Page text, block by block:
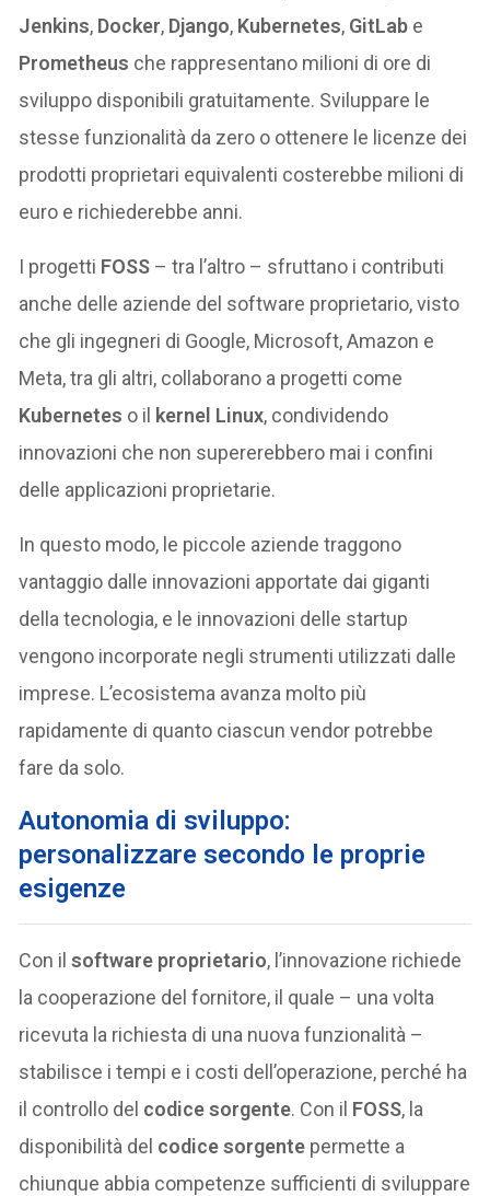
Jenkins, Docker, Django, Kubernetes, GitLab e
Prometheus che rappresentano milioni di ore di
sviluppo disponibili gratuitamente. Sviluppare le
stesse funzionalità da zero o ottenere le licenze dei
prodotti proprietari equivalenti costerebbe milioni di
euro e richiederebbe anni.
I progetti FOSS – tra l’altro – sfruttano i contributi
anche delle aziende del software proprietario, visto
che gli ingegneri di Google, Microsoft, Amazon e
Meta, tra gli altri, collaborano a progetti come
Kubernetes o il kernel Linux, condividendo
innovazioni che non supererebbero mai i confini
delle applicazioni proprietarie.
In questo modo, le piccole aziende traggono
vantaggio dalle innovazioni apportate dai giganti
della tecnologia, e le innovazioni delle startup
vengono incorporate negli strumenti utilizzati dalle
imprese. L’ecosistema avanza molto più
rapidamente di quanto ciascun vendor potrebbe
fare da solo.
Autonomia di sviluppo:
personalizzare secondo le proprie
esigenze
Con ilsoftware proprietario, l’innovazione richiede
la cooperazione del fornitore, il quale – una volta
ricevuta la richiesta di una nuova funzionalità –
stabilisce i tempi e i costi dell’operazione, perché ha
il controllo del codice sorgente. Con il FOSS, la
disponibilità del codice sorgente permette a
chiunque abbia competenze sufficienti di sviluppare